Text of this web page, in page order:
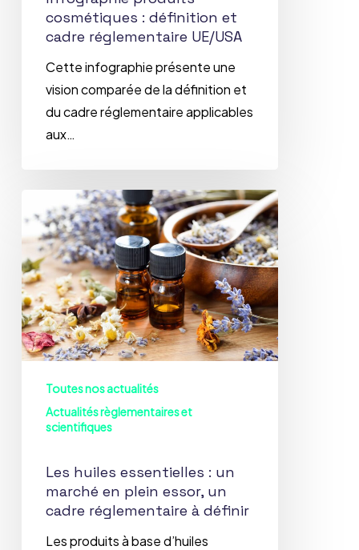
cosmétiques : définition et
cadre réglementaire UE/USA
Cette infographie présente une
vision comparée de la définition et
du cadre réglementaire applicables
aux…
huiles
essentielles
:
un
marché
en
plein
essor,
cadre
définir
Toutes nos actualités
Actualités règlementaires et
scientifiques
Les huiles essentielles : un
marché en plein essor, un
cadre réglementaire à définir
Les produits à base d’huiles